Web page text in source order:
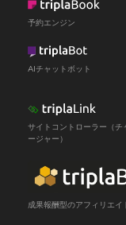
予約エンジン
AIチャットボット
サイトコントローラー（チ
ージャー）
成果報酬型のアフィリエイ